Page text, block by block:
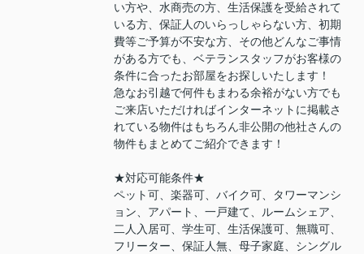
い方や、水商売の方、生活保護を受給されて
いる方、保証人のいらっしゃらない方、初期
費等ご予算が不安な方、その他どんなご事情
がある方でも、ベテランスタッフがお客様の
条件に合ったお部屋をお探しいたします！
急なお引越で何件もまわる余裕がない方でも
ご来店いただければインターネットに掲載さ
れている物件はもちろん非公開の他社さんの
物件もまとめてご紹介できます！
★対応可能条件★
ペット可、楽器可、バイク可、タワーマンシ
ョン、アパート、一戸建て、ルームシェア、
二人入居可、学生可、生活保護可、無職可、
フリーター、保証人無、母子家庭、シングル